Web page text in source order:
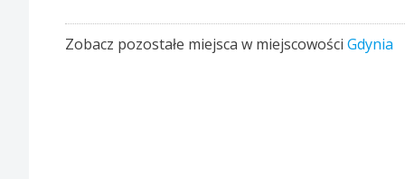
Zobacz pozostałe miejsca w miejscowości Gdynia